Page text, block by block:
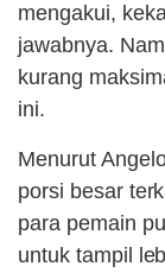
mengakui,
jawabnya.
kurang
ini.
Menurut
porsi besar
para pemain
untuk tampil